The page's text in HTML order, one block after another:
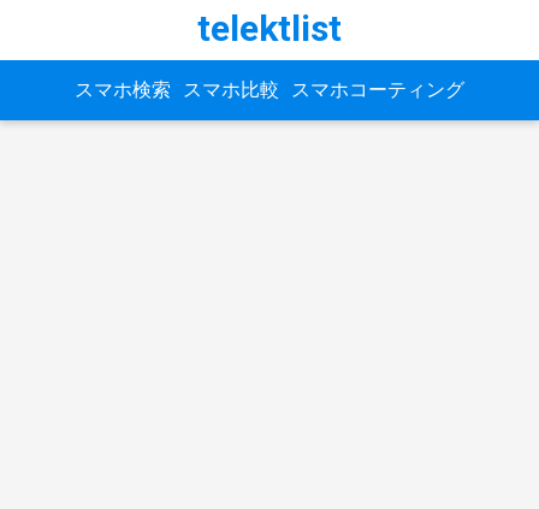
telektlist
スマホ検索 スマホ比較 スマホコーティング